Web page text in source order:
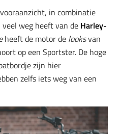
in combinatie
weg heeft van de Harley-
heeft de motor de looksvan
op een Sportster. De hoge
zijn hier
zelfs iets weg van een